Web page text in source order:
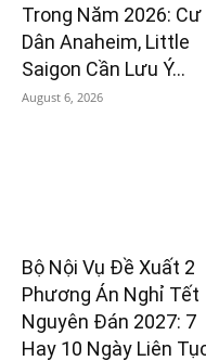
Trong Năm 2026: Cư
Dân Anaheim, Little
Saigon Cần Lưu Ý...
August 6, 2026
Bộ Nội Vụ Đề Xuất 2
Phương Án Nghỉ Tết
Nguyên Đán 2027: 7
Hay 10 Ngày Liên